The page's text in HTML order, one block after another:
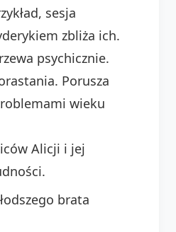
sesja
zbliża ich.
psychicznie.
Porusza
wieku
Alicji i jej
brata